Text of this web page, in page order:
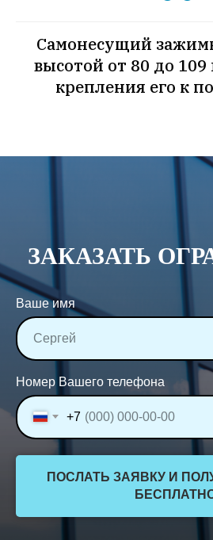
Самонесущий
высотой от 80 до
крепления его к
ЗАКАЗАТЬ
Ваше имя
Номер Вашего телефона
+7
ПОСЛАТЬ ЗАЯВКУ И